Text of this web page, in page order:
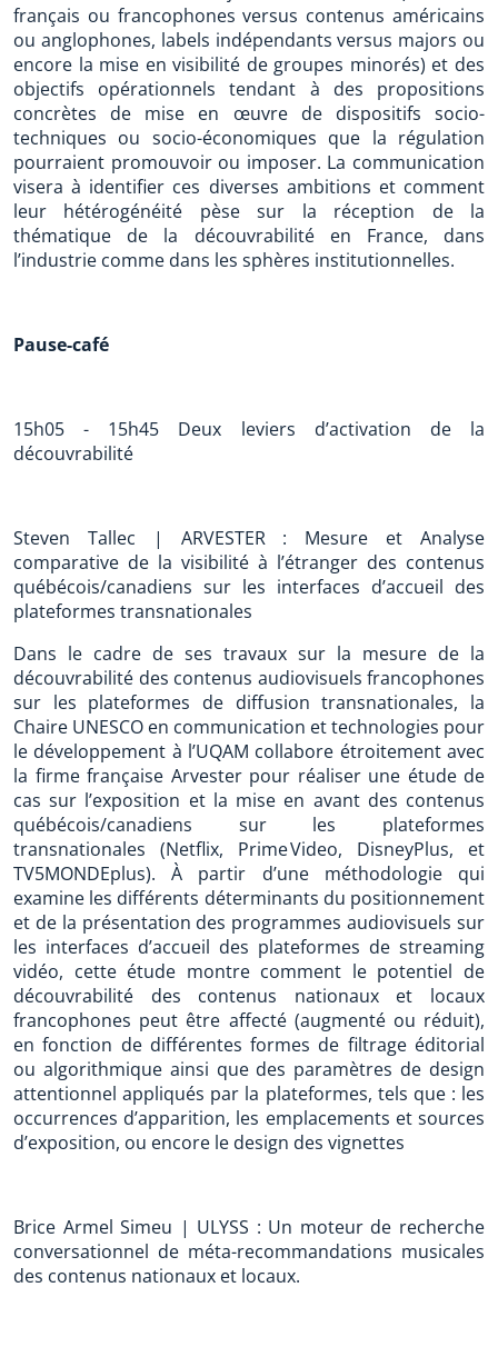
français ou francophones versus contenus américains
ou anglophones, labels indépendants versus majors ou
encore la mise en visibilité de groupes minorés) et des
objectifs opérationnels tendant à des propositions
concrètes de mise en œuvre de dispositifs socio-
techniques ou socio-économiques que la régulation
pourraient promouvoir ou imposer. La communication
visera à identifier ces diverses ambitions et comment
leur hétérogénéité pèse sur la réception de la
thématique de la découvrabilité en France, dans
l’industrie comme dans les sphères institutionnelles.
Pause-café
15h05 - 15h45 Deux leviers d’activation de la
découvrabilité
Steven Tallec | ARVESTER : Mesure et Analyse
comparative de la visibilité à l’étranger des contenus
québécois/canadiens sur les interfaces d’accueil des
plateformes transnationales
Dans le cadre de ses travaux sur la mesure de la
découvrabilité des contenus audiovisuels francophones
sur les plateformes de diffusion transnationales, la
Chaire UNESCO en communication et technologies pour
le développement à l’UQAM collabore étroitement avec
la firme française Arvester pour réaliser une étude de
cas sur l’exposition et la mise en avant des contenus
québécois/canadiens sur les plateformes
transnationales (Netflix, Prime Video, DisneyPlus, et
TV5MONDEplus). À partir d’une méthodologie qui
examine les différents déterminants du positionnement
et de la présentation des programmes audiovisuels sur
les interfaces d’accueil des plateformes de streaming
vidéo, cette étude montre comment le potentiel de
découvrabilité des contenus nationaux et locaux
francophones peut être affecté (augmenté ou réduit),
en fonction de différentes formes de filtrage éditorial
ou algorithmique ainsi que des paramètres de design
attentionnel appliqués par la plateformes, tels que : les
occurrences d’apparition, les emplacements et sources
d’exposition, ou encore le design des vignettes
Brice Armel Simeu | ULYSS : Un moteur de recherche
conversationnel de méta-recommandations musicales
des contenus nationaux et locaux.